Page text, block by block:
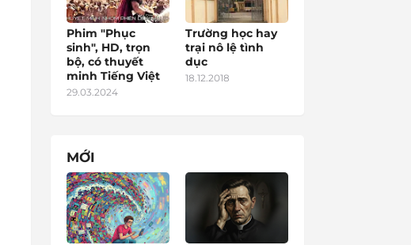
Phim "Phục
sinh", HD, trọn
bộ, có thuyết
minh Tiếng Việt
29.03.2024
Trường học hay
trại nô lệ tình
dục
18.12.2018
MỚI